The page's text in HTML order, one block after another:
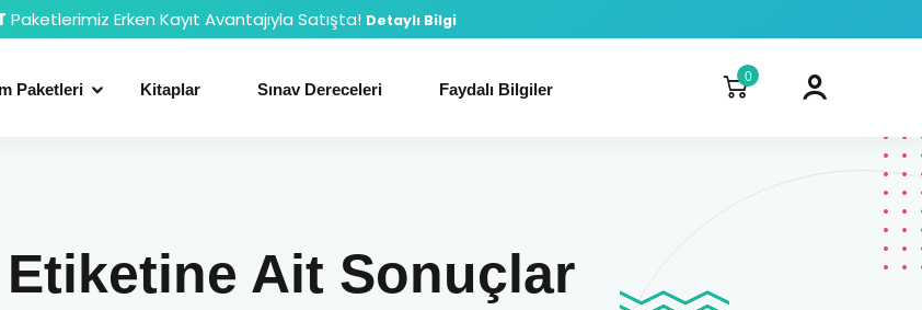
Paketlerimiz Erken Kayıt Avantajıyla Satışta! Detaylı Bilgi
Paketleri Kitaplar Sınav Dereceleri Faydalı Bilgiler
0
Ait Sonuçlar